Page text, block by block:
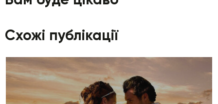
Схожі публікації